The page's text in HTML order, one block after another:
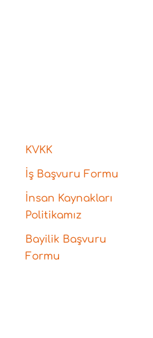
KVKK
İş Başvuru Formu
İnsan Kaynakları
Politikamız
Bayilik Başvuru
Formu